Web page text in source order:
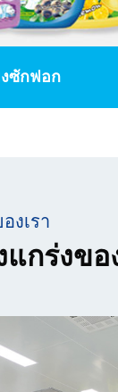
ซักฟอก
งเรา
กร่งขอ